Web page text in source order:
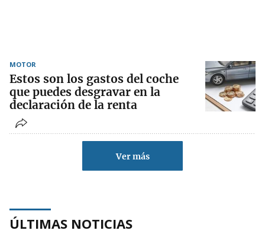
MOTOR
Estos son los gastos del coche
que puedes desgravar en la
declaración de la renta
Ver más
ÚLTIMAS NOTICIAS